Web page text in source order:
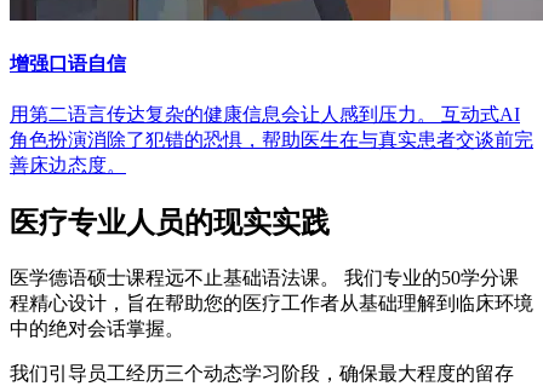
增强口语自信
用第二语言传达复杂的健康信息会让人感到压力。 互动式AI
角色扮演消除了犯错的恐惧，帮助医生在与真实患者交谈前完
善床边态度。
医疗专业人员的现实实践
医学德语硕士课程远不止基础语法课。 我们专业的50学分课
程精心设计，旨在帮助您的医疗工作者从基础理解到临床环境
中的绝对会话掌握。
我们引导员工经历三个动态学习阶段，确保最大程度的留存